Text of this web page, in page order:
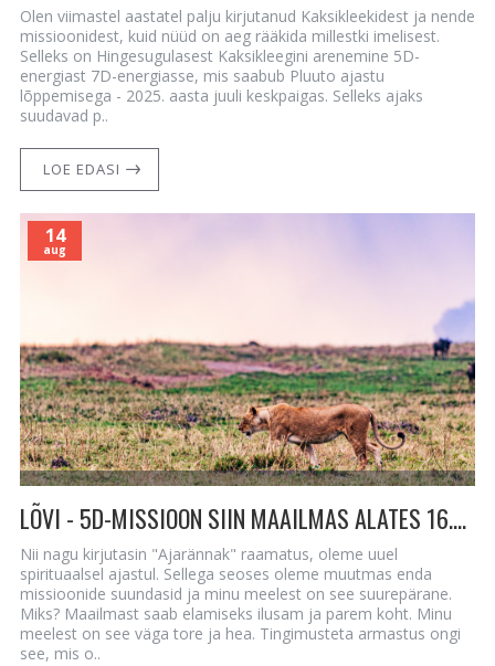
Olen viimastel aastatel palju kirjutanud Kaksikleekidest ja nende
missioonidest, kuid nüüd on aeg rääkida millestki imelisest.
Selleks on Hingesugulasest Kaksikleegini arenemine 5D-
energiast 7D-energiasse, mis saabub Pluuto ajastu
lõppemisega - 2025. aasta juuli keskpaigas. Selleks ajaks
suudavad p..
LOE EDASI
14
aug
LÕVI - 5D-MISSIOON SIIN MAAILMAS ALATES 16.08.23
Nii nagu kirjutasin "Ajarännak" raamatus, oleme uuel
spirituaalsel ajastul. Sellega seoses oleme muutmas enda
missioonide suundasid ja minu meelest on see suurepärane.
Miks? Maailmast saab elamiseks ilusam ja parem koht. Minu
meelest on see väga tore ja hea. Tingimusteta armastus ongi
see, mis o..